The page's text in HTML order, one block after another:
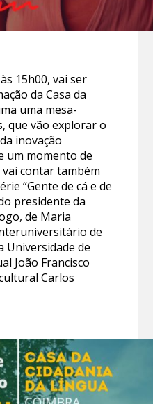
15h00, vai ser
da Casa da
uma mesa-
que vão explorar o
inovação
um momento de
contar também
“Gente de cá e de
presidente da
de Maria
de
Universidade de
João Francisco
Carlos